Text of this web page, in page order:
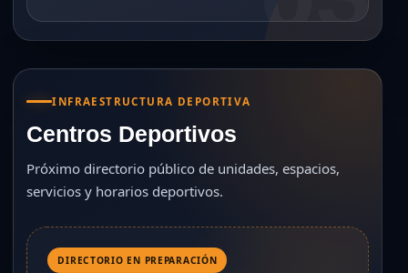
INFRAESTRUCTURA DEPORTIVA
Centros Deportivos
Próximo directorio público de unidades, espacios,
servicios y horarios deportivos.
DIRECTORIO EN PREPARACIÓN